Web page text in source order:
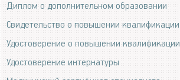
Диплом о дополнительном образовании
Свидетельство о повышении квалификации
Удостоверение о повышении квалификации
Удостоверение интернатуры